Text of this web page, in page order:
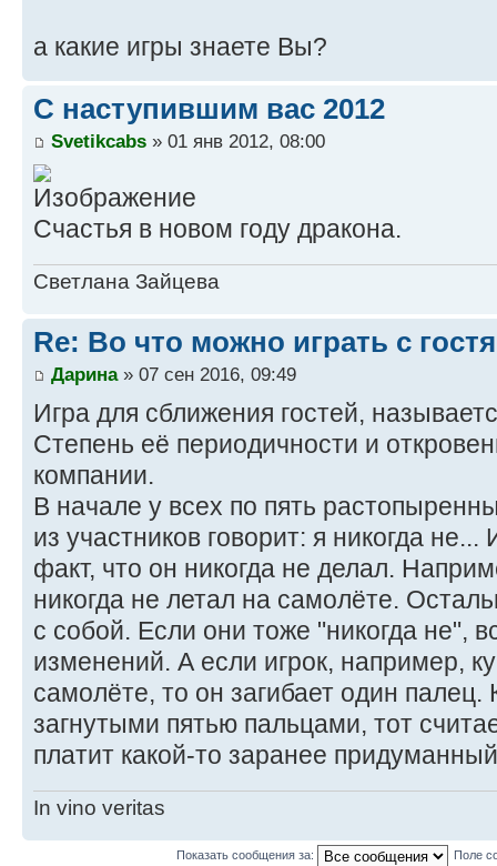
а какие игры знаете Вы?
С наступившим вас 2012
Svetikcabs » 01 янв 2012, 08:00
Счастья в новом году дракона.
Светлана Зайцева
Re: Во что можно играть с
Дарина» 07 сен 2016, 09:49
Игра для сближения гостей,
Степень её периодичности и
компании.
В начале у всех по пять
из участников говорит: я никогда не...
факт, что он никогда не делал.
никогда не летал на самолёте.
с собой. Если они тоже "никогда не",
изменений. А если игрок, например,
самолёте, то он загибает один палец.
загнутыми пятью пальцами, тот
платит какой-то заранее
In vino veritas
Показать сообщения за: Поле